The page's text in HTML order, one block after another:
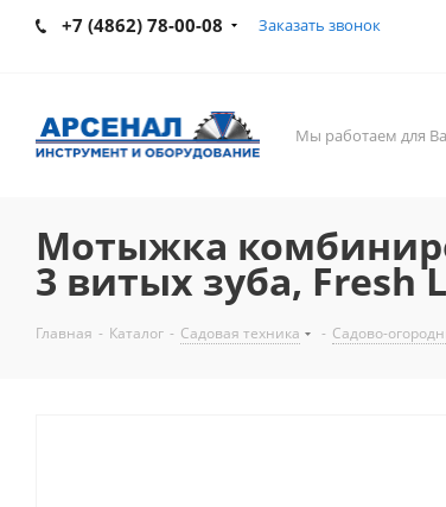
+7 (4862) 78-00-08 Заказать звонок
Мы работаем для
Мотыжка
3 витых зуба, Fresh
Главная - Каталог - Садовая техника - Садово-